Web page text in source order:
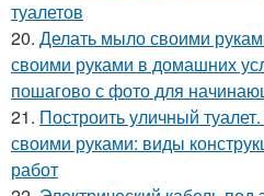
туалетов
20. Делать мыло своими
своими руками в домашних
пошагово с фото для
21. Построить уличный
своими руками: виды
работ